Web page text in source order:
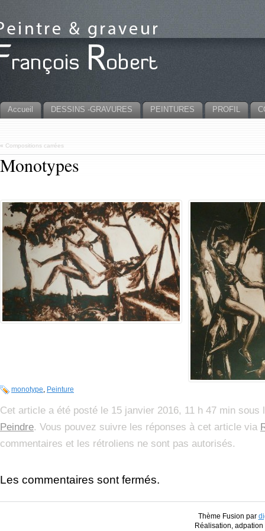
Accueil DESSINS -GRAVURES PEINTURES PROFIL
« Compositions carrées
Monotypes
monotype, Peinture
Cet article a été posté le 15 janvier 2016, 11 h 47 min
Peindre. Vous pouvez suivre les réponses à cet article via
commentaires et les rétroliens ne sont pas autorisés.
Les commentaires sont fermés.
Thème Fusion par
Réalisation,